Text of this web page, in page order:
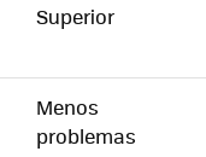
Superior
Menos
problemas